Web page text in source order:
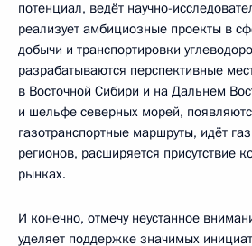
потенциал, ведёт научно-
реализует амбициозные проекты в
добычи и транспортировки
разрабатываются перспективные
в Восточной Сибири и на Дальнем
и шельфе северных морей,
газотранспортные маршруты, идёт
регионов, расширяется присутствие
рынках.
И конечно, отмечу неустанное
уделяет поддержке значимых